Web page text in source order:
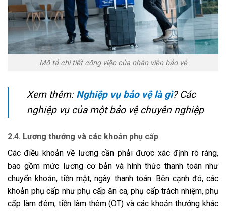
Mô tả chi tiết công việc của nhân viên bảo vệ
Xem thêm: Nghiệp vụ bảo vệ là gì? Các
nghiệp vụ của một bảo vệ chuyên nghiệp
2.4. Lương thưởng và các khoản phụ cấp
Các điều khoản về lương cần phải được xác định rõ ràng,
bao gồm mức lương cơ bản và hình thức thanh toán như
chuyển khoản, tiền mặt, ngày thanh toán. Bên cạnh đó, các
khoản phụ cấp như phụ cấp ăn ca, phụ cấp trách nhiệm, phụ
cấp làm đêm, tiền làm thêm (OT) và các khoản thưởng khác